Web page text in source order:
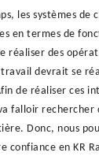
les systèmes de
en termes de
réaliser des
devrait se
de réaliser ces
falloir rechercher
Donc, nous
confiance en KR